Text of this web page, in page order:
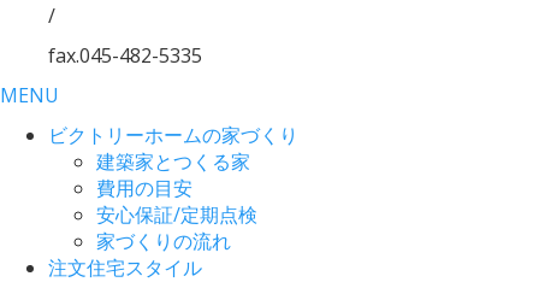
/
fax.045-482-5335
MENU
ビクトリーホームの家づくり
建築家とつくる家
費用の目安
安心保証/定期点検
家づくりの流れ
注文住宅スタイル